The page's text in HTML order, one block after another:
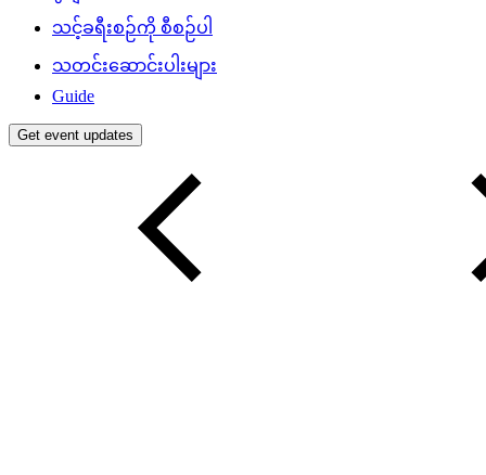
သင့်ခရီးစဉ်ကို စီစဉ်ပါ
သတင်းဆောင်းပါးများ
Guide
Get event updates